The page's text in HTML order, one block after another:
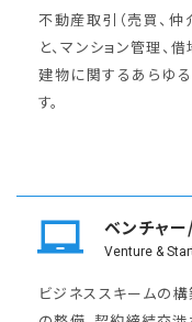
不動産取引（売買、
と、マンション管理、 借
建物に関するあらゆ
す。
ベンチャ
Venture &
ビジネススキームの